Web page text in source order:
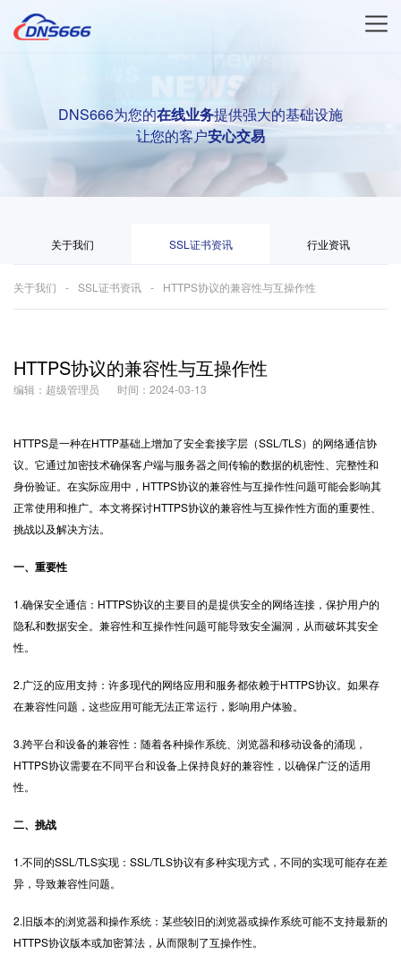
DNS666为您的在线业务提供强大的基础设施
让您的客户安心交易
关于我们 SSL证书资讯 行业资讯
关于我们 SSL证书资讯 HTTPS协议的兼容性与互操作性
HTTPS协议的兼容性与互操作性
编辑：超级管理员 时间：2024-03-13
HTTPS是一种在HTTP基础上增加了安全套接字层（SSL/TLS）的网络通信协
议。它通过加密技术确保客户端与服务器之间传输的数据的机密性、完整性和
身份验证。在实际应用中，HTTPS协议的兼容性与互操作性问题可能会影响其
正常使用和推广。本文将探讨HTTPS协议的兼容性与互操作性方面的重要性、
挑战以及解决方法。
一、重要性
1.确保安全通信：HTTPS协议的主要目的是提供安全的网络连接，保护用户的
隐私和数据安全。兼容性和互操作性问题可能导致安全漏洞，从而破坏其安全
性。
2.广泛的应用支持：许多现代的网络应用和服务都依赖于HTTPS协议。如果存
在兼容性问题，这些应用可能无法正常运行，影响用户体验。
3.跨平台和设备的兼容性：随着各种操作系统、浏览器和移动设备的涌现，
HTTPS协议需要在不同平台和设备上保持良好的兼容性，以确保广泛的适用
性。
二、挑战
1.不同的SSL/TLS实现：SSL/TLS协议有多种实现方式，不同的实现可能存在差
异，导致兼容性问题。
2.旧版本的浏览器和操作系统：某些较旧的浏览器或操作系统可能不支持最新的
HTTPS协议版本或加密算法，从而限制了互操作性。